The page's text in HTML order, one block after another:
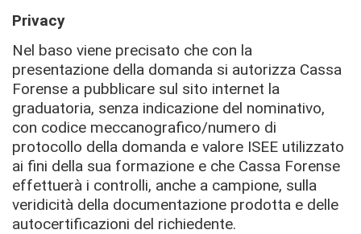
Privacy
Nel baso viene precisato che con la
presentazione della domanda si autorizza Cassa
Forense a pubblicare sul sito internet la
graduatoria, senza indicazione del nominativo,
con codice meccanografico/numero di
protocollo della domanda e valore ISEE utilizzato
ai fini della sua formazione e che Cassa Forense
effettuerà i controlli, anche a campione, sulla
veridicità della documentazione prodotta e delle
autocertificazioni del richiedente.